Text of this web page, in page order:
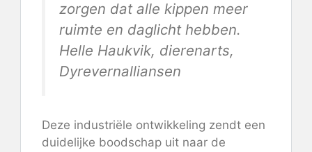
zorgen dat alle kippen meer
ruimte en daglicht hebben.
Helle Haukvik, dierenarts,
Dyrevernalliansen
Deze industriële ontwikkeling zendt een
duidelijke boodschap uit naar de